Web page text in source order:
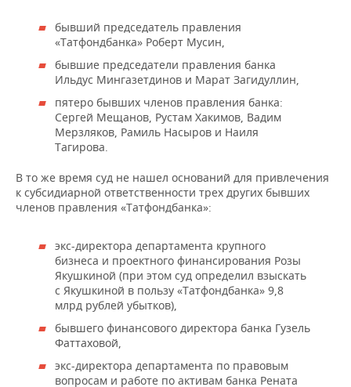
бывший председатель правления
«Татфондбанка» Роберт Мусин,
бывшие председатели правления банка
Ильдус Мингазетдинов и Марат Загидуллин,
пятеро бывших членов правления банка:
Сергей Мещанов, Рустам Хакимов, Вадим
Мерзляков, Рамиль Насыров и Наиля
Тагирова.
В то же время суд не нашел оснований для привлечения
к субсидиарной ответственности трех других бывших
членов правления «Татфондбанка»:
экс-директора департамента крупного
бизнеса и проектного финансирования Розы
Якушкиной (при этом суд определил взыскать
с Якушкиной в пользу «Татфондбанка» 9,8
млрд рублей убытков),
бывшего финансового директора банка Гузель
Фаттаховой,
экс-директора департамента по правовым
вопросам и работе по активам банка Рената